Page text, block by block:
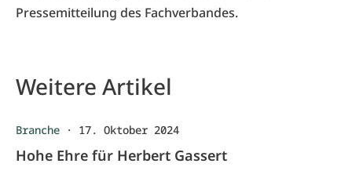
Pressemitteilung des Fachverbandes.
Weitere Artikel
Branche · 17. Oktober 2024
Hohe Ehre für Herbert Gassert